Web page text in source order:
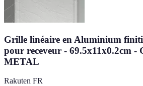
Grille linéaire en Aluminium
pour receveur - 69.5x11x0.2cm
METAL
Rakuten FR